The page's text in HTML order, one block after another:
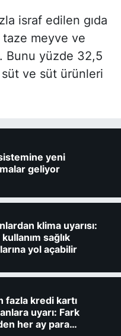
israf edilen gıda
meyve ve
Bunu yüzde 32,5
ve süt ürünleri
yeni
geliyor
klima uyarısı:
kullanım sağlık
yol açabilir
fazla kredi kartı
uyarı: Fark
her ay para